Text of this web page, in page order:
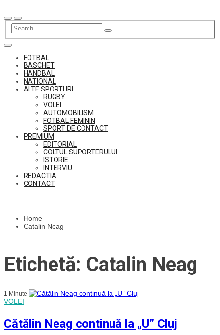
to
content
FOTBAL
BASCHET
HANDBAL
NATIONAL
ALTE SPORTURI
RUGBY
VOLEI
AUTOMOBILISM
FOTBAL FEMININ
SPORT DE CONTACT
PREMIUM
EDITORIAL
COLTUL SUPORTERULUI
ISTORIE
INTERVIU
REDACTIA
CONTACT
Home
Catalin Neag
Etichetă: Catalin Neag
1 Minute
VOLEI
Cătălin Neag continuă la „U” Cluj